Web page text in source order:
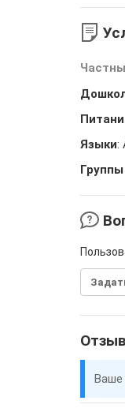
Языки:
Ваше